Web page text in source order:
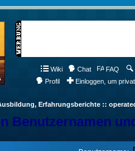
Wiki Chat FAQ
Profil
Einloggen, um
Erfahrungsberichte ::
Benutzernamen